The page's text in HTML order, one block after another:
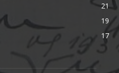
21
19
17